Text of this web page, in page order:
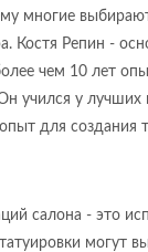
многие
Костя Репин -
чем 10 лет
учился у лучших
для создания
салона - это
могут